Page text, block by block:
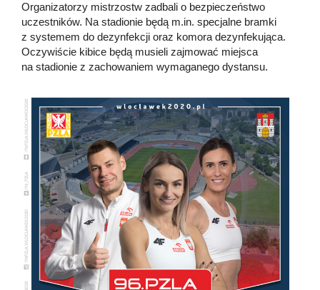
Organizatorzy mistrzostw zadbali o bezpieczeństwo
uczestników. Na stadionie będą m.in. specjalne bramki
z systemem do dezynfekcji oraz komora dezynfekująca.
Oczywiście kibice będą musieli zajmować miejsca
na stadionie z zachowaniem wymaganego dystansu.